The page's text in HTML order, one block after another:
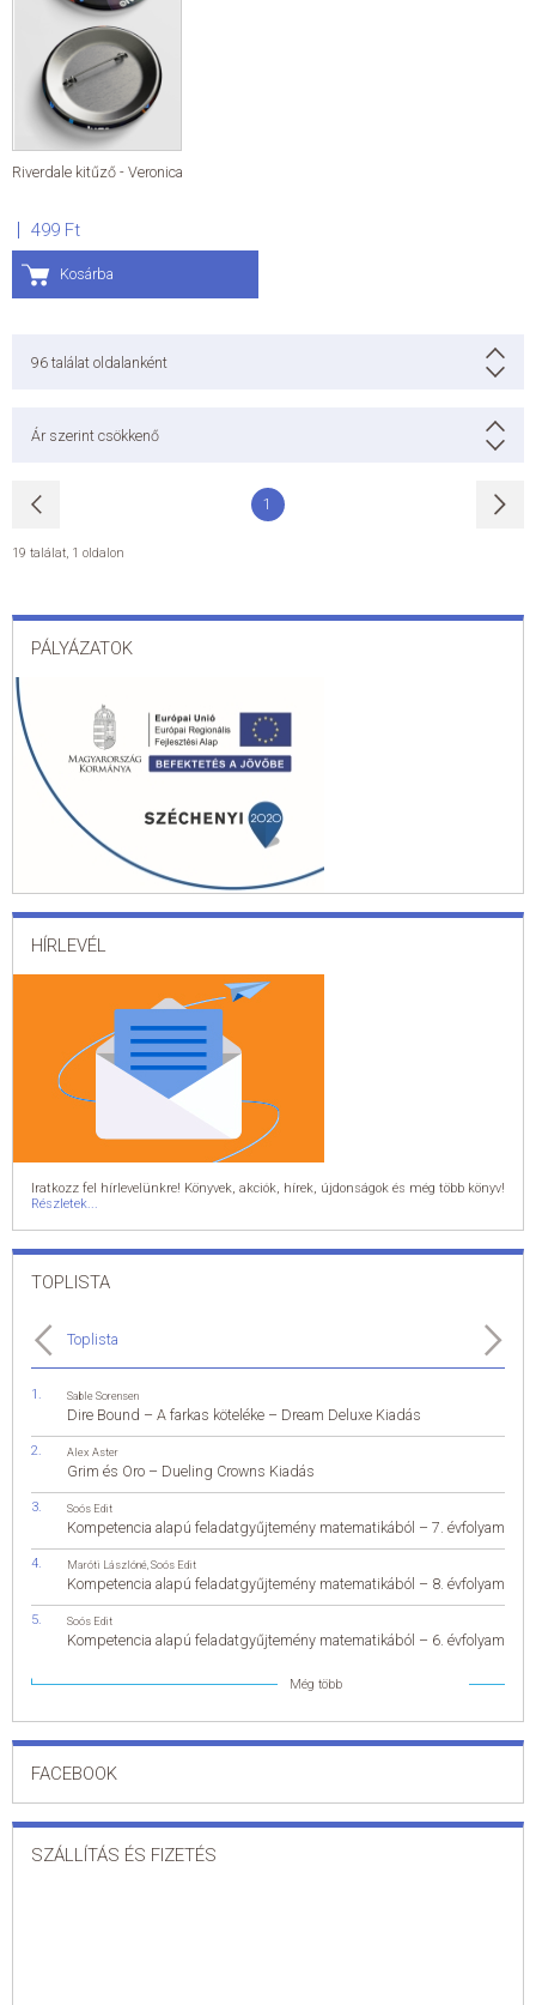
Riverdale kitűző - Veronica
499 Ft
Kosárba
96 találat oldalanként
Ár szerint csökkenő
1
19 találat, 1 oldalon
PÁLYÁZATOK
HÍRLEVÉL
Iratkozz fel hírlevelünkre! Könyvek, akciók, hírek, újdonságok és még több könyv!
Részletek...
TOPLISTA
Toplista
Sable Sorensen
Dire Bound – A farkas köteléke – Dream Deluxe Kiadás
Alex Aster
Grim és Oro – Dueling Crowns Kiadás
Soós Edit
Kompetencia alapú feladatgyűjtemény matematikából – 7. évfolyam
Maróti Lászlóné Soós Edit
Kompetencia alapú feladatgyűjtemény matematikából – 8. évfolyam
Soós Edit
Kompetencia alapú feladatgyűjtemény matematikából – 6. évfolyam
Még több
FACEBOOK
SZÁLLÍTÁS ÉS FIZETÉS